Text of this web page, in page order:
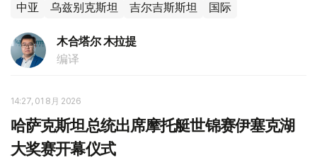
中亚 乌兹别克斯坦 吉尔吉斯斯坦 国际
木合塔尔 木拉提
编译
14:27, 01 8月 2026
哈萨克斯坦总统出席摩托艇世锦赛伊塞克湖
大奖赛开幕仪式